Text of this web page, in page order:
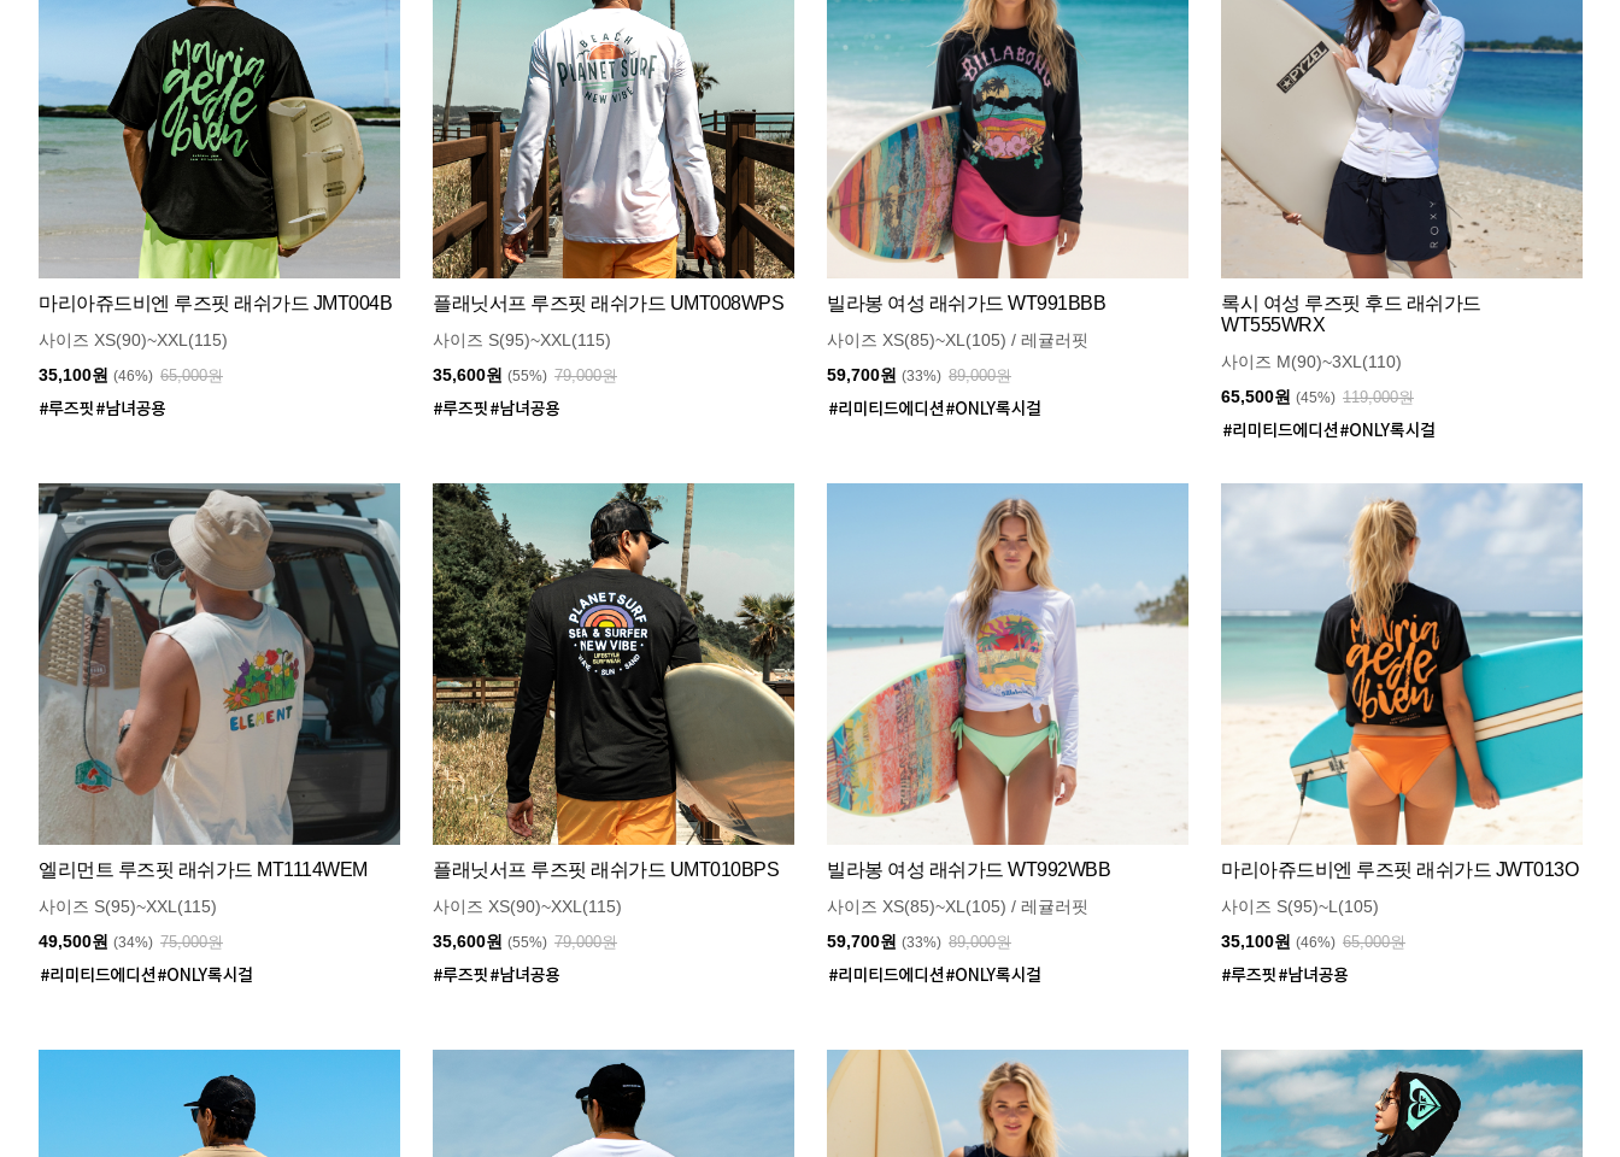
마리아쥬드비엔 루즈핏 래쉬가드 JMT004B
사이즈 XS(90)~XXL(115)
35,100원 (46%) 65,000원
플래닛서프 루즈핏 래쉬가드 UMT008WPS
사이즈 S(95)~XXL(115)
35,600원 (55%) 79,000원
빌라봉 여성 래쉬가드 WT991BBB
사이즈 XS(85)~XL(105) / 레귤러핏
59,700원 (33%) 89,000원
록시 여성 루즈핏 후드 래쉬가드
WT555WRX
사이즈 M(90)~3XL(110)
65,500원 (45%) 119,000원
엘리먼트 루즈핏 래쉬가드 MT1114WEM
사이즈 S(95)~XXL(115)
49,500원 (34%) 75,000원
플래닛서프 루즈핏 래쉬가드 UMT010BPS
사이즈 XS(90)~XXL(115)
35,600원 (55%) 79,000원
빌라봉 여성 래쉬가드 WT992WBB
사이즈 XS(85)~XL(105) / 레귤러핏
59,700원 (33%) 89,000원
마리아쥬드비엔 루즈핏 래쉬가드 JWT013O
사이즈 S(95)~L(105)
35,100원 (46%) 65,000원